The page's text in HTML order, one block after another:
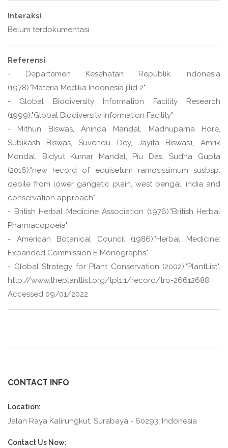
Interaksi
Belum terdokumentasi
Referensi
- Departemen Kesehatan Republik Indonesia
(1978)."Materia Medika Indonesia jilid 2"
- Global Biodiversity Information Facility Research
(1999)."Global Biodiversity Information Facility"
- Mithun Biswas, Aninda Mandal, Madhuparna Hore,
Subikash Biswas, Suvendu Dey, Jayita Biswas1, Amrik
Mondal, Bidyut Kumar Mandal, Piu Das, Sudha Gupta
(2016)."new record of equisetum ramosissimum susbsp.
debile from lower gangetic plain, west bengal, india and
conservation approach"
- British Herbal Medicine Association (1976)."British Herbal
Pharmacopoeia"
- American Botanical Council (1986)."Herbal Medicine:
Expanded Commission E Monographs"
- Global Strategy for Plant Conservation (2002)."PlantList".
http://www.theplantlist.org/tpl1.1/record/tro-26612688,
Accessed 09/01/2022
CONTACT INFO
Location:
Jalan Raya Kalirungkut, Surabaya - 60293, Indonesia
Contact Us Now: